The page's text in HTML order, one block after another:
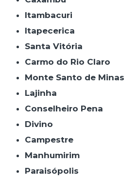
Itambacuri
Itapecerica
Santa Vitória
Carmo do Rio Claro
Monte Santo de Minas
Lajinha
Conselheiro Pena
Divino
Campestre
Manhumirim
Paraisópolis